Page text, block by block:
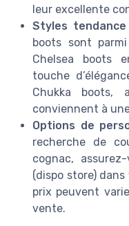
leur excellente
Styles
boots sont
Chelsea boots
touche
Chukka boots,
conviennent à
Options de
recherche de
cognac,
(dispo store)
prix peuvent
vente.